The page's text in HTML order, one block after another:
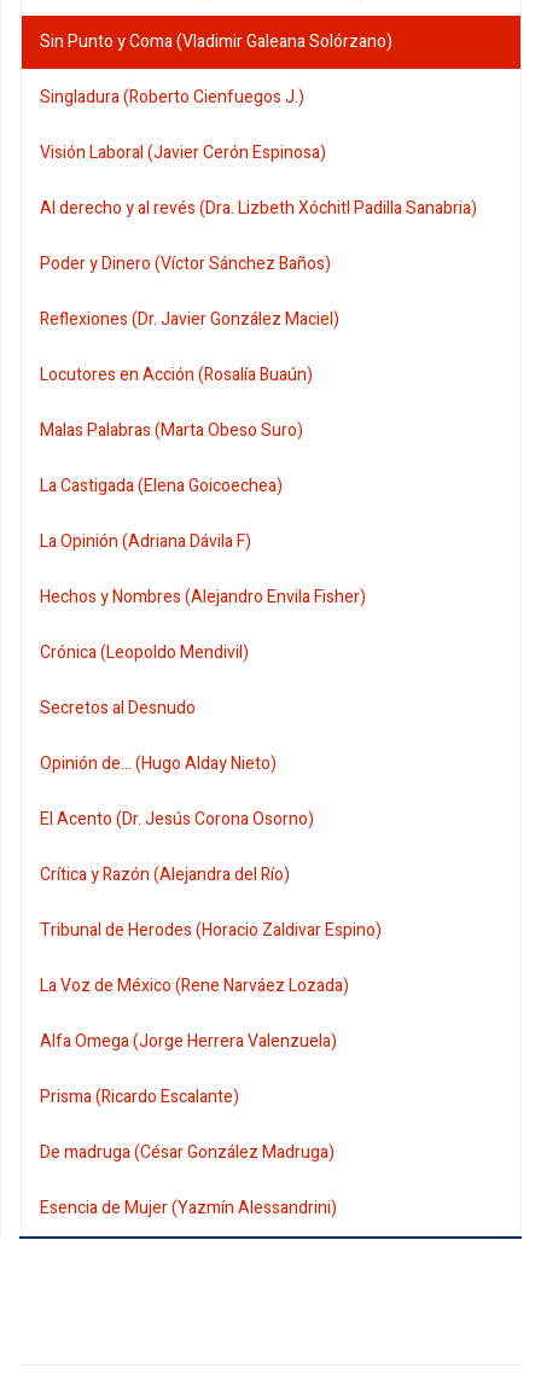
Sin Punto y Coma (Vladimir Galeana Solórzano)
Singladura (Roberto Cienfuegos J.)
Visión Laboral (Javier Cerón Espinosa)
Al derecho y al revés (Dra. Lizbeth Xóchitl Padilla Sanabria)
Poder y Dinero (Víctor Sánchez Baños)
Reflexiones (Dr. Javier González Maciel)
Locutores en Acción (Rosalía Buaún)
Malas Palabras (Marta Obeso Suro)
La Castigada (Elena Goicoechea)
La Opinión (Adriana Dávila F)
Hechos y Nombres (Alejandro Envila Fisher)
Crónica (Leopoldo Mendivil)
Secretos al Desnudo
Opinión de... (Hugo Alday Nieto)
El Acento (Dr. Jesús Corona Osorno)
Crítica y Razón (Alejandra del Río)
Tribunal de Herodes (Horacio Zaldivar Espino)
La Voz de México (Rene Narváez Lozada)
Alfa Omega (Jorge Herrera Valenzuela)
Prisma (Ricardo Escalante)
De madruga (César González Madruga)
Esencia de Mujer (Yazmín Alessandrini)